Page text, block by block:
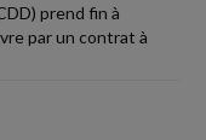
prend fin à
par un contrat à